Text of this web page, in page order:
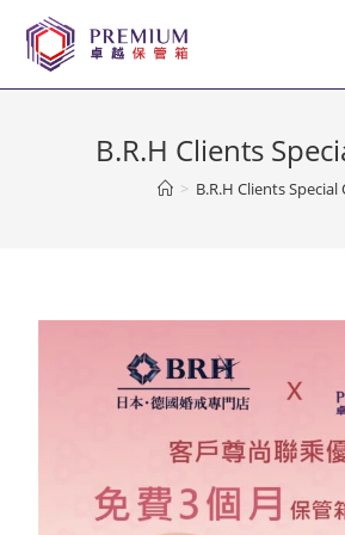
B.R.H Clients
> B.R.H Clients Special